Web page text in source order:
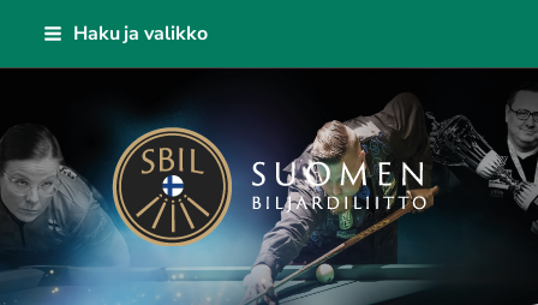
Siirry
Haku ja valikko
Suomen Biljardiliitto ry